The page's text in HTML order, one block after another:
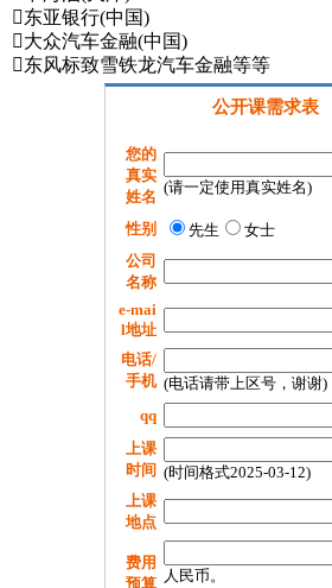
东亚银行(中国)
大众汽车金融(中国)
东风标致雪铁龙汽车金融等等
公开课需求表
您的
真实
姓名
(请一定使用真实姓名)
性别 先生
女士
公司
名称
e-mai
l地址
电话/
手机 (电话请带上区号，谢谢)
qq
上课
时间 (时间格式2025-03-12)
上课
地点
费用
预算 人民币。